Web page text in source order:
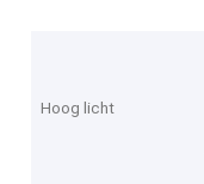
Hoog licht